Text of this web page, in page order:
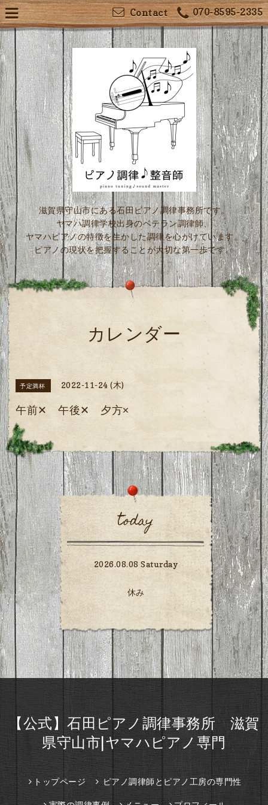
070-8595-2335
Contact
滋賀県守山市にある石田ピアノ調律事務所です。
ヤマハ調律学校出身のベテラン調律師、
ヤマハピアノの特徴を生かした調律を心がけています。
ピアノの現状を把握することが大切な第一歩です。
カレンダー
予定満杯 2022-11-24 (木)
午前✕ 午後✕ 夕方×
today
2026.08.08 Saturday
休み
【公式】石田ピアノ調律事務所 滋賀
県守山市|ヤマハピアノ専門
トップページ ピアノ調律師とピアノ工房の専門性